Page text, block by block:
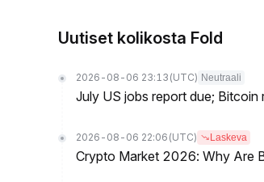
Uutiset kolikosta Fold
2026-08-06 23:13 (UTC) Neutraali
July US jobs report due; Bitcoin
2026-08-06 22:06 (UTC) Laskeva
Crypto Market 2026: Why Are